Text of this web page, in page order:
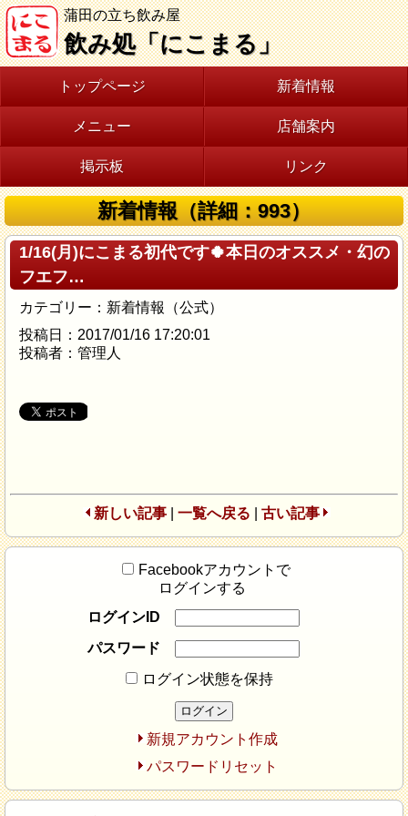
蒲田の立ち飲み屋
飲み処「にこまる」
トップページ 新着情報
メニュー 店舗案内
掲示板 リンク
新着情報（詳細：993）
1/16(月)にこまる初代です🍀本日のオススメ・幻の
フエフ…
カテゴリー：新着情報（公式）
投稿日：2017/01/16 17:20:01
投稿者：管理人
新しい記事| 一覧へ戻る 古い記事
Facebookアカウントで
ログインする
ログインID
パスワード
ログイン状態を保持
新規アカウント作成
パスワードリセット